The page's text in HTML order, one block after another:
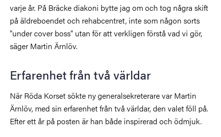
varje år. På Bräcke diakoni bytte jag om och tog några skift
på äldreboendet och rehabcentret, inte som någon sorts
"under cover boss" utan för att verkligen förstå vad vi gör,
säger Martin Ärnlöv.
Erfarenhet från två världar
När Röda Korset sökte ny generalsekreterare var Martin
Ärnlöv, med sin erfarenhet från två världar, den valet föll på.
Efter ett år på posten är han både inspirerad och ödmjuk.